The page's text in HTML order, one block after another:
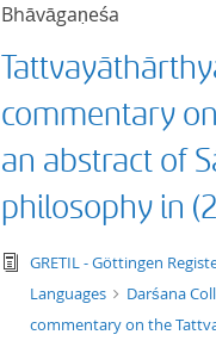
Bhāvāgaṇeśa
commentary
an abstract of
philosophy in
text/
GRETIL - Göttingen
Languages
Darśana
commentary on the